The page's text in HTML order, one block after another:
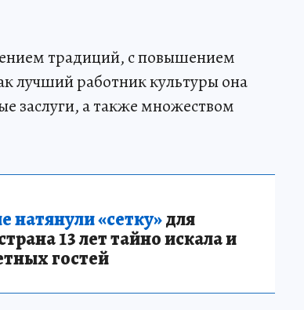
традиций, с повышением
лучший работник культуры она
заслуги, а также множеством
«сетку»для
13 лет тайно искала и
гостей